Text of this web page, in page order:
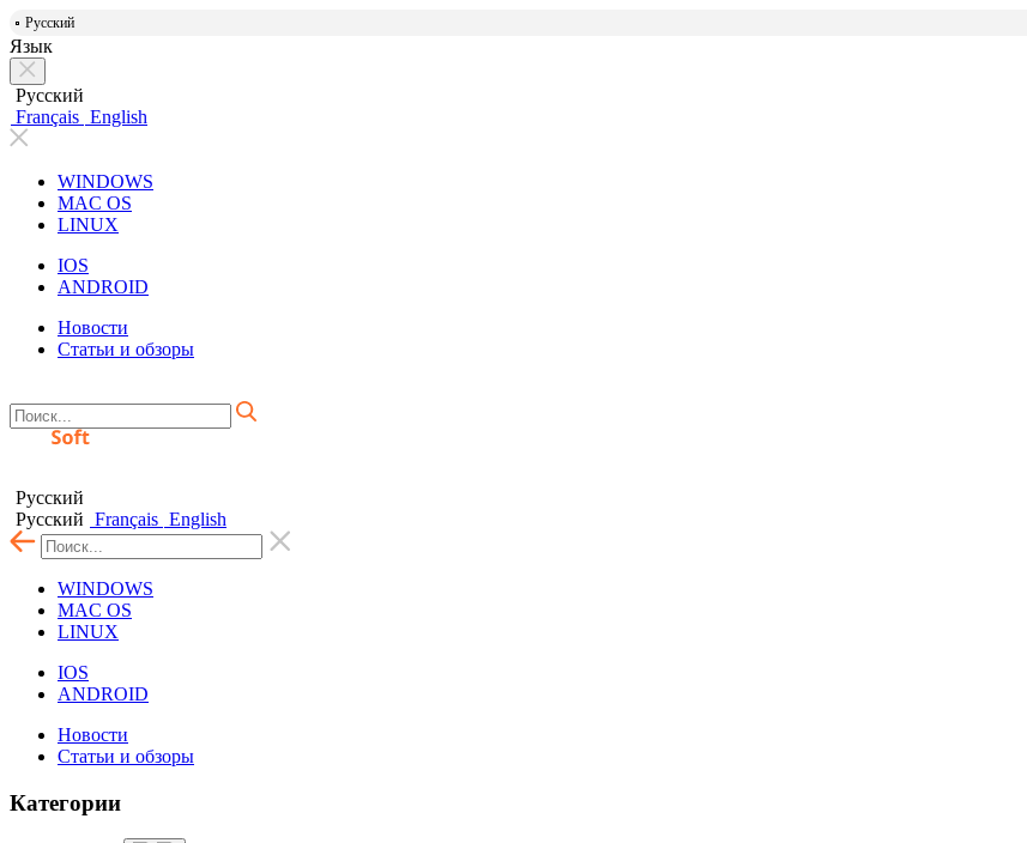
Русский
Язык
Русский
Français English
WINDOWS
MAC OS
LINUX
IOS
ANDROID
Новости
Статьи и обзоры
Русский
Русский Français English
WINDOWS
MAC OS
LINUX
IOS
ANDROID
Новости
Статьи и обзоры
Категории